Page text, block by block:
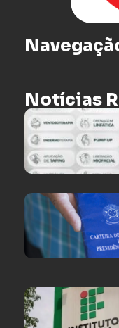
Notícias